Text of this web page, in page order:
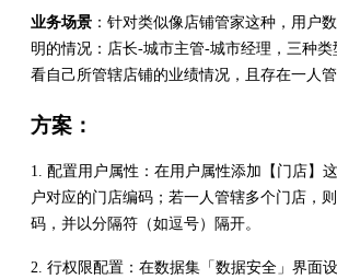
业务场景 ：针对类似像店铺管家这种，用户
明的情况：店长-城市主管-城市经理，三种
看自己所管辖店铺的业绩情况，且存在一人管
方案：
1. 配置用户属性：在用户属性添加【门店】
户对应的门店编码；若一人管辖多个门店，
码，并以分隔符（如逗号）隔开。
2. 行权限配置：在数据集「数据安全」界面